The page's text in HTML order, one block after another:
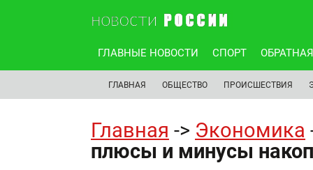
ГЛАВНЫЕ НОВОСТИ СПОРТ
ГЛАВНАЯ ОБЩЕСТВО ПРОИСШЕСТВИЯ
Главная -> Экономика
плюсы и минусы